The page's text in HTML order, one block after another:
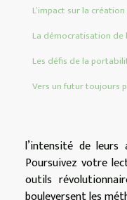
L’impact sur la
La démocratisation
Les défis de la
Vers un futur toujours
l’intensité de
Poursuivez votre
outils